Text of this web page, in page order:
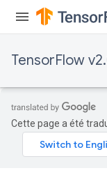
TensorFlow
Cette page a été